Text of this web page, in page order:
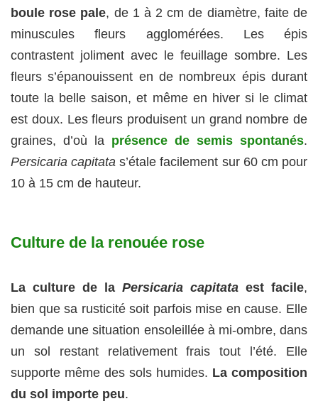
boule rose pale, de 1 à 2 cm de diamètre, faite de
minuscules fleurs agglomérées. Les épis
contrastent joliment avec le feuillage sombre. Les
fleurs s’épanouissent en de nombreux épis durant
toute la belle saison, et même en hiver si le climat
est doux. Les fleurs produisent un grand nombre de
graines, d’où la présence de semis spontanés.
Persicaria capitata s’étale facilement sur 60 cm pour
10 à 15 cm de hauteur.
Culture de la renouée rose
La culture de la Persicaria capitata est facile,
bien que sa rusticité soit parfois mise en cause. Elle
demande une situation ensoleillée à mi-ombre, dans
un sol restant relativement frais tout l’été. Elle
supporte même des sols humides. La composition
du sol importe peu.